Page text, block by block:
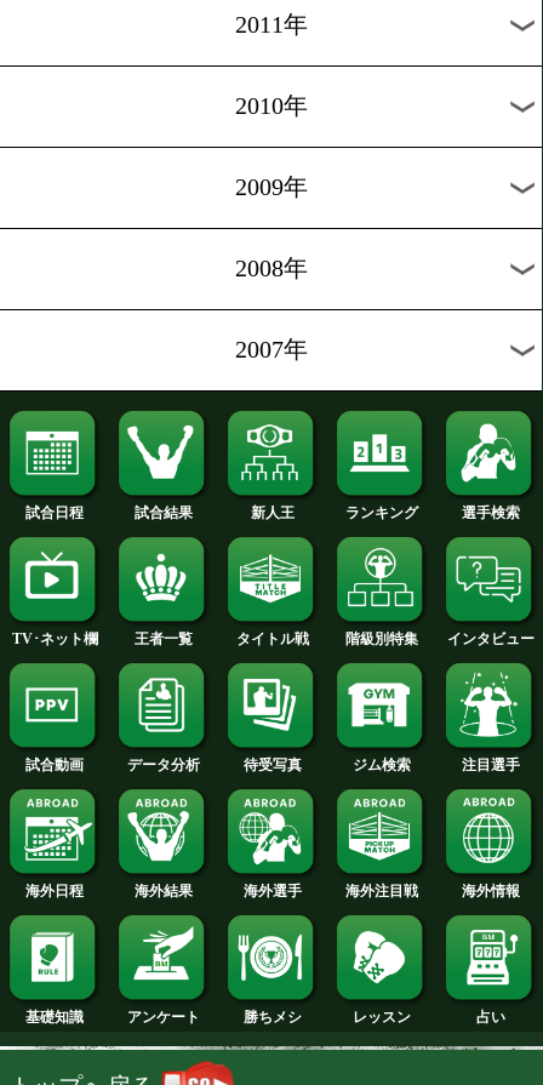
2019年
2017年
2015年
2014年
2013年
2012年
2011年
2010年